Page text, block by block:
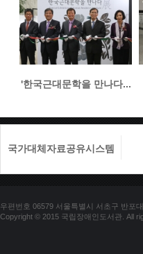
'한국근대문학을 만나다...
국가대체자료공유시스템
우편번호 06579 서울특별시 서초구 반포
Copyright © 2015 국립장애인도서관. All